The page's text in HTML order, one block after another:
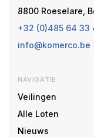
8800 Roeselare,
+32 (0)485 64 33
info@komerco.be
NAVIGATIE
Veilingen
Alle Loten
Nieuws